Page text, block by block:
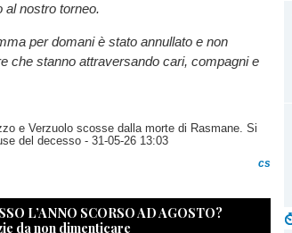
al nostro torneo.
per domani è stato annullato e non
che stanno attraversando cari, compagni e
e Verzuolo scosse dalla morte di Rasmane. Si
del decesso - 31-05-26 13:03
cs
L’ANNO SCORSO AD AGOSTO?
da non dimenticare